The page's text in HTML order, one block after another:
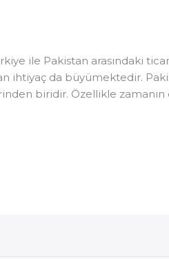
ile Pakistan arasındaki
ihtiyaç da büyümektedir.
biridir. Özellikle